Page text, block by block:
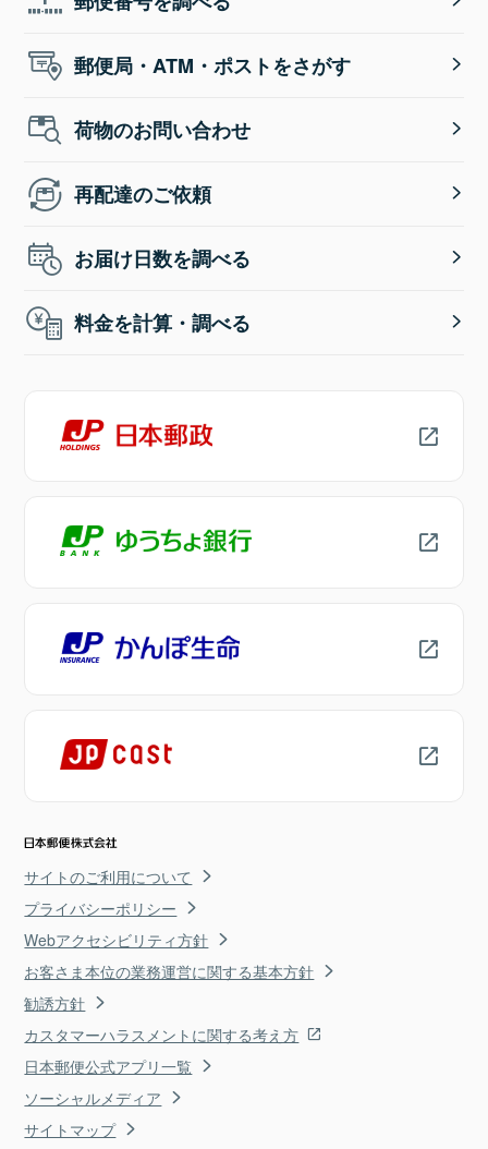
郵便局・ATM・ポストをさがす
荷物のお問い合わせ
再配達のご依頼
お届け日数を調べる
料金を計算・調べる
サイトのご利用について
プライバシーポリシー
Webアクセシビリティ方針
お客さま本位の業務運営に関する基本方針
勧誘方針
カスタマーハラスメントに関する考え方
日本郵便公式アプリ一覧
ソーシャルメディア
サイトマップ